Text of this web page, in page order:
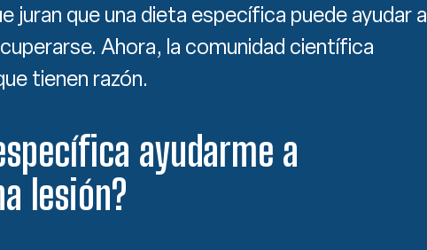
juran que una dieta específica puede ayudar a
Ahora, la comunidad científica
tienen razón.
ayudarme a
lesión?